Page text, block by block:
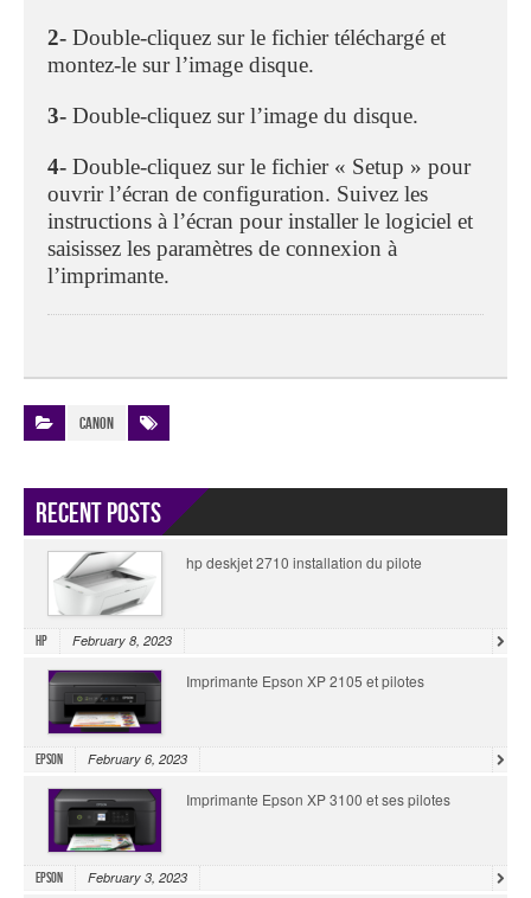
2- Double-cliquez sur le fichier téléchargé et
montez-le sur l’image disque.
3- Double-cliquez sur l’image du disque.
4- Double-cliquez sur le fichier « Setup » pour
ouvrir l’écran de configuration. Suivez les
instructions à l’écran pour installer le logiciel et
saisissez les paramètres de connexion à
l’imprimante.
Canon
Recent Posts
hp deskjet 2710 installation du pilote
HP February 8, 2023
Imprimante Epson XP 2105 et pilotes
Epson February 6, 2023
Imprimante Epson XP 3100 et ses pilotes
Epson February 3, 2023